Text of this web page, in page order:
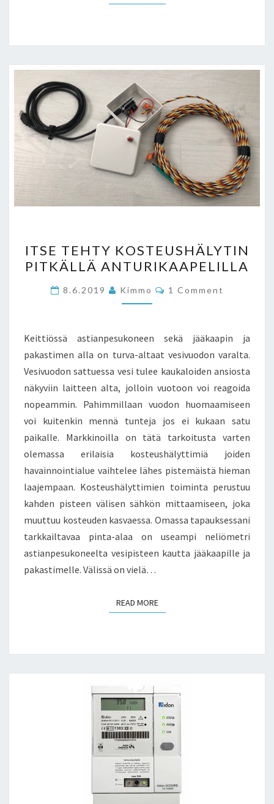
TEHTY
KOSTEUSHÄLYTIN
PITKÄLLÄ
ANTURIKAAPELILLA
ITSE TEHTY KOSTEUSHÄLYTIN
PITKÄLLÄ ANTURIKAAPELILLA
8.6.2019 Kimmo Comments
1 Comment
Keittiössä astianpesukoneen sekä jääkaapin ja
pakastimen alla on turva-altaat vesivuodon varalta.
Vesivuodon sattuessa vesi tulee kaukaloiden ansiosta
näkyviin laitteen alta, jolloin vuotoon voi reagoida
nopeammin. Pahimmillaan vuodon huomaamiseen
voi kuitenkin mennä tunteja jos ei kukaan satu
paikalle. Markkinoilla on tätä tarkoitusta varten
olemassa erilaisia kosteushälyttimiä joiden
havainnointialue vaihtelee lähes pistemäistä hieman
laajempaan. Kosteushälyttimien toiminta perustuu
kahden pisteen välisen sähkön mittaamiseen, joka
muuttuu kosteuden kasvaessa. Omassa tapauksessani
tarkkailtavaa pinta-alaa on useampi neliömetri
astianpesukoneelta vesipisteen kautta jääkaapille ja
pakastimelle. Välissä on vielä…
READ MOREREAD MORE